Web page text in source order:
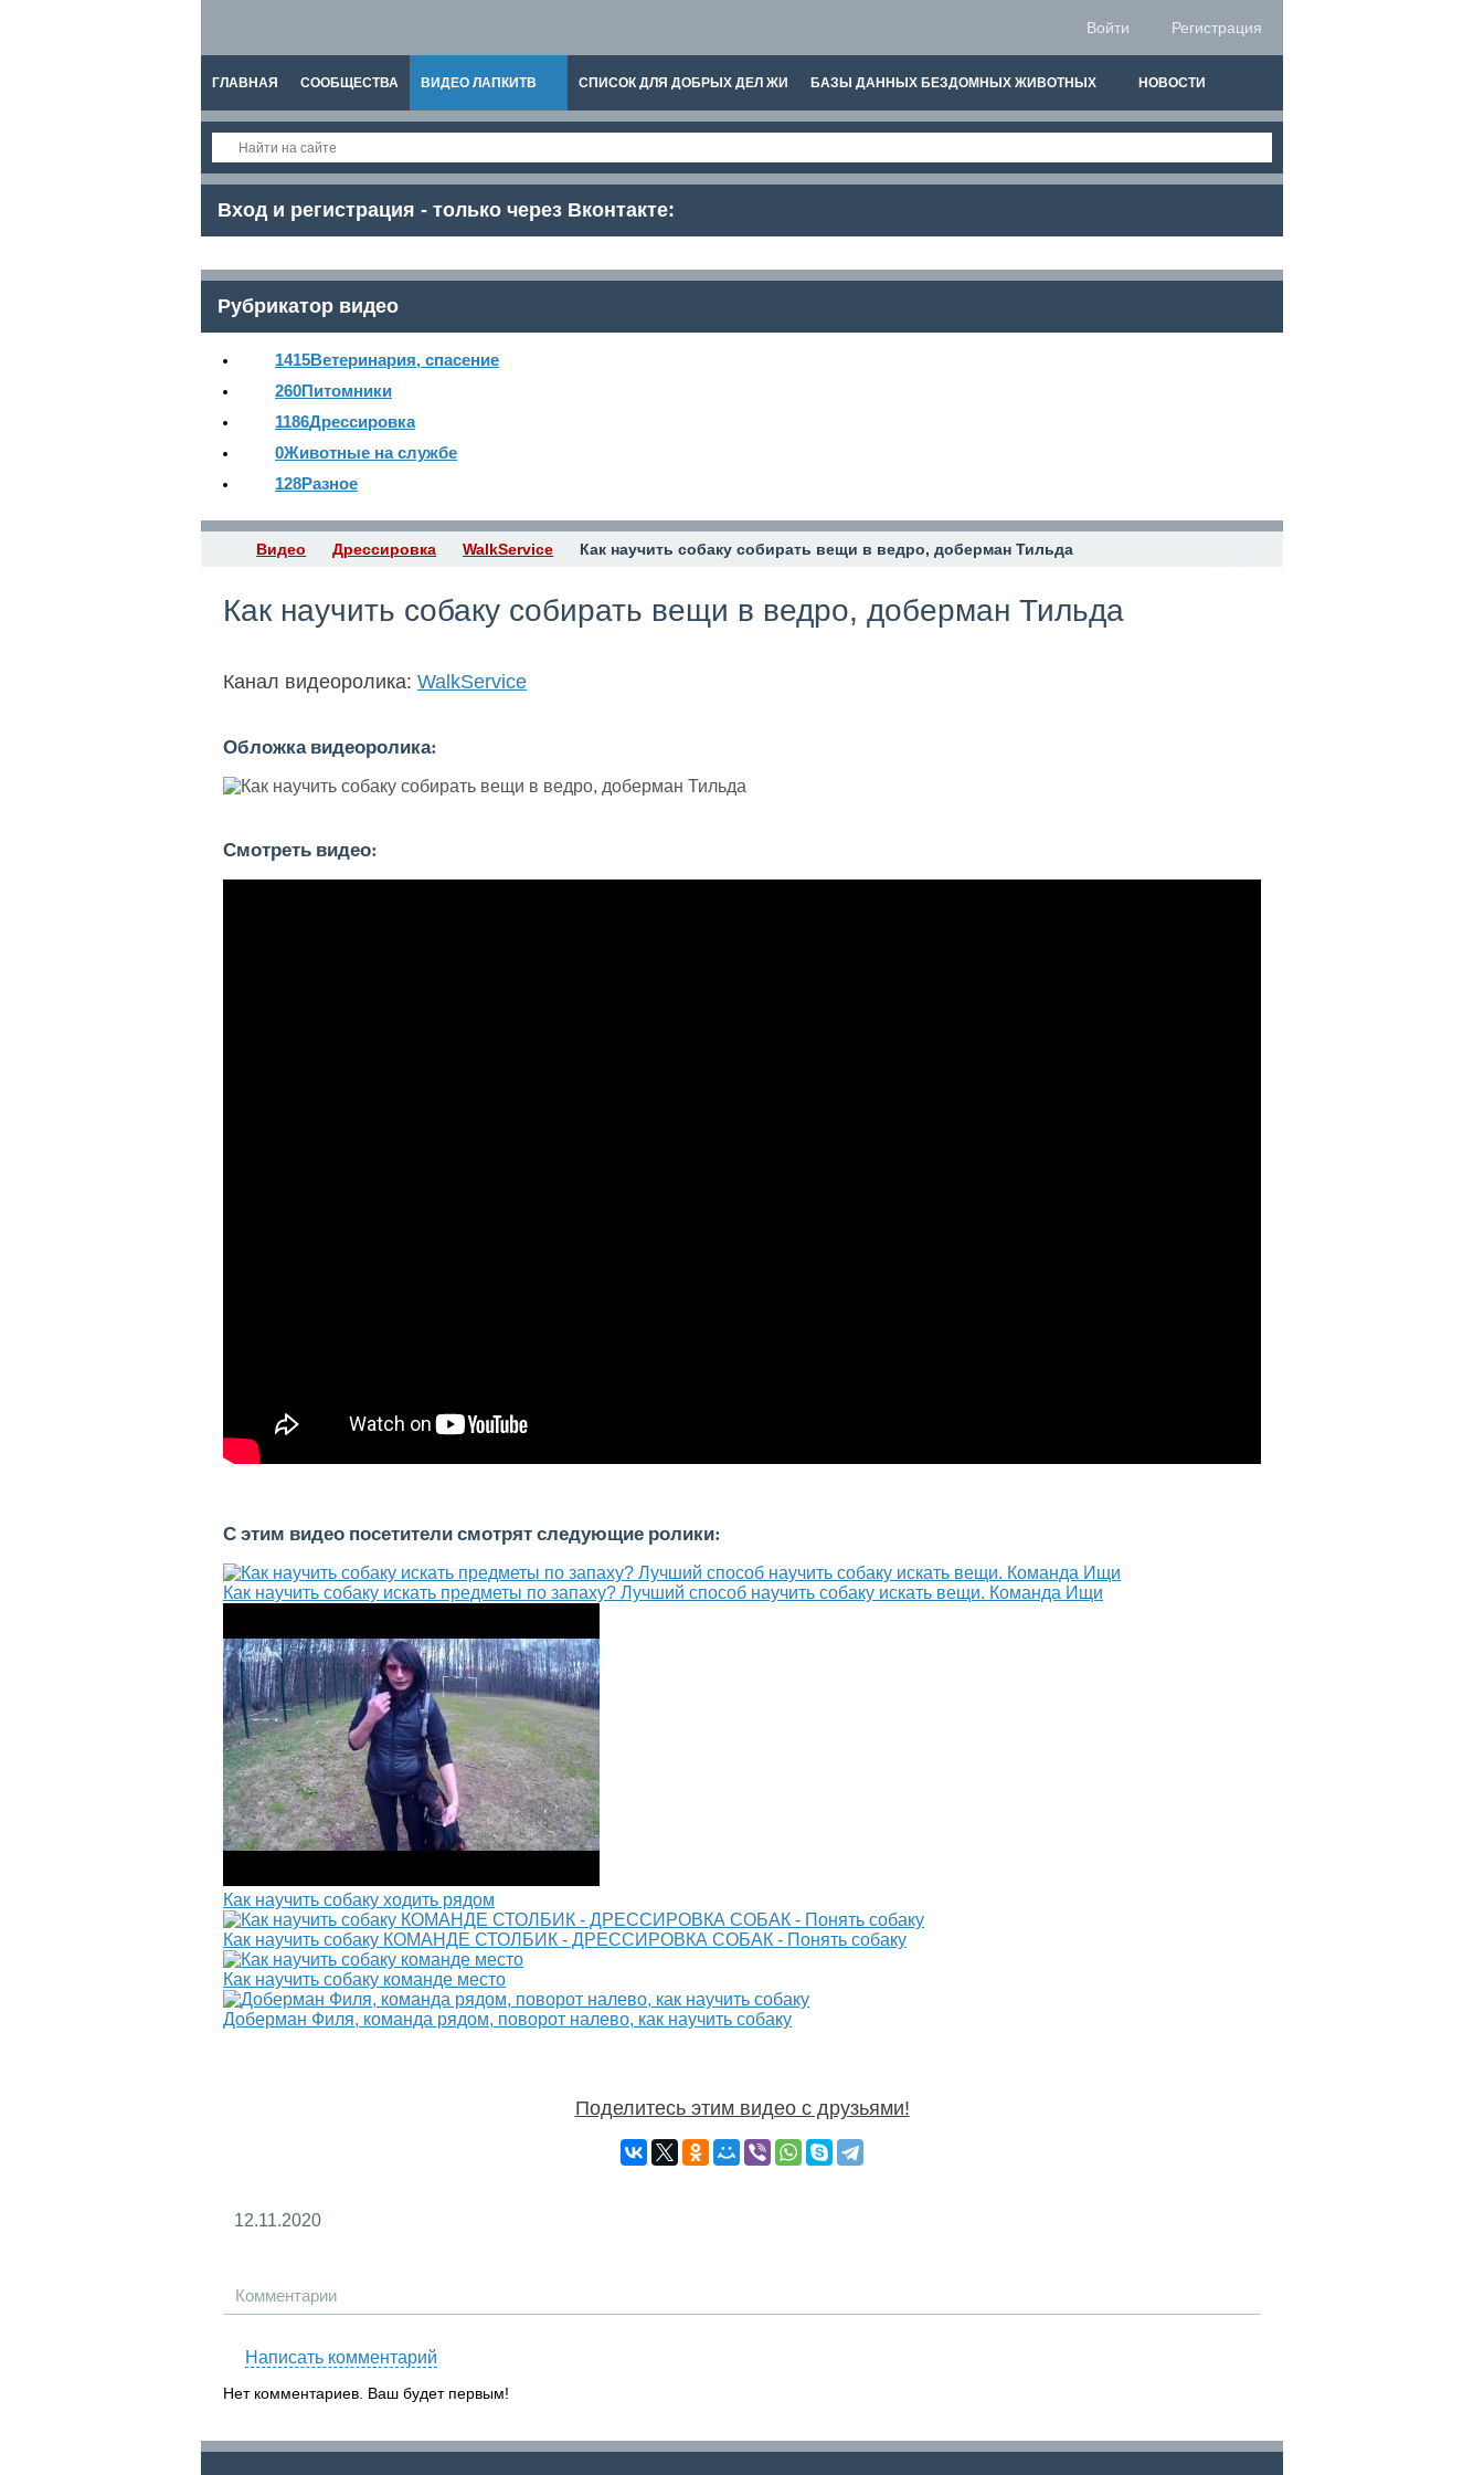
Войти Регистрация
ГЛАВНАЯ СООБЩЕСТВА ВИДЕО ЛАПКИТВ СПИСОК ДЛЯ ДОБРЫХ ДЕЛ ЖИ БАЗЫ ДАННЫХ БЕЗДОМНЫХ ЖИВОТНЫХ НОВОСТИ
СПРАВКА
Вход и регистрация - только через Вконтакте:
Рубрикатор видео
1415Ветеринария, спасение
260Питомники
1186Дрессировка
0Животные на службе
128Разное
Видео Дрессировка WalkService Как научить собаку собирать вещи в ведро, доберман Тильда
Как научить собаку собирать вещи в ведро, доберман Тильда
Канал видеоролика: WalkService
Обложка видеоролика:
Смотреть видео:
С этим видео посетители смотрят следующие ролики:
Как научить собаку искать предметы по запаху? Лучший способ научить собаку искать вещи. Команда Ищи
Как научить собаку ходить рядом
Как научить собаку КОМАНДЕ СТОЛБИК - ДРЕССИРОВКА СОБАК - Понять собаку
Как научить собаку команде место
Доберман Филя, команда рядом, поворот налево, как научить собаку
Поделитесь этим видео с друзьями!
12.11.2020
Комментарии
Написать комментарий
Нет комментариев. Ваш будет первым!